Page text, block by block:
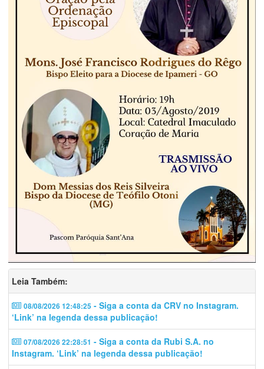
Leia Também:
08/08/2026 12:48:25 - Siga a conta da CRV no Instagram.
‘Link’ na legenda dessa publicação!
07/08/2026 22:28:51 - Siga a conta da Rubi S.A. no
Instagram. ‘Link’ na legenda dessa publicação!